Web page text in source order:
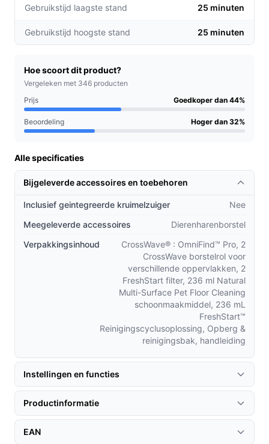
liter) is makkelijk te legen en vermindert de geur-
Geschikt voor drukke huishoudens die snel resultaat
willen zonder veel omkijken. Denk aan gezinnen met
huisdieren, appartementen met harde vloeren, en
gebruikers die dagelijks opfrissen in plaats van grondig
reinigen.
Praktische voordelen t.o.v. alternatieven
Wat maakt deze CrossWave Pro anders dan een
speciale FurFinder-verlichting helpt vuil en haren
sneller te vinden dan bij een gewone LED-kop.
Geen emmerwerk: twee aparte reservoirs houden
schoon en vuil water gescheiden, wat hygiënischer
is dan hetzelfde dweilwater hergebruiken.
Eenvoudig onderhoud: automatische
reinigingsfuncties en klitminimerend ontwerp
beperken verstoppingen en scheelt tijd ten
Gebruik & praktische tips
Een paar concrete adviezen om het meeste uit de
B4008N te halen en levensduur te optimaliseren.
Gebruikstijd laagste stand 25 minuten
Gebruikstijd hoogste stand 25 minuten
Hoe scoort dit product?
Vergeleken met 346 producten
Prijs
Goedkoper dan 44%
Beoordeling Hoger dan 32%
Alle specificaties
Bijgeleverde accessoires en toebehoren
Inclusief geintegreerde kruimelzuiger
Nee
Meegeleverde accessoires
Dierenharenborstel
Verpakkingsinhoud
CrossWave® : OmniFind™ Pro, 2
CrossWave borstelrol voor
verschillende oppervlakken, 2
FreshStart filter, 236 ml Natural
Multi-Surface Pet Floor Cleaning
schoonmaakmiddel, 236 mL
FreshStart™
Reinigingscyclusoplossing, Opberg &
reinigingsbak, handleiding
Instellingen en functies
Productinformatie
EAN